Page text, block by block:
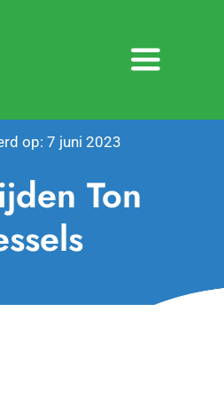
Toggle
op: 7 juni 2023
Ton